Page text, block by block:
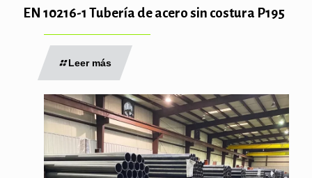
EN 10216-1 Tubería de acero sin costura P195
Leer más